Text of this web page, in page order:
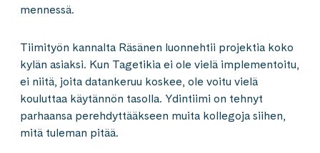
mennessä.
Tiimityön kannalta Räsänen luonnehtii projektia koko
kylän asiaksi. Kun Tagetikia ei ole vielä implementoitu,
ei niitä, joita datankeruu koskee, ole voitu vielä
kouluttaa käytännön tasolla. Ydintiimi on tehnyt
parhaansa perehdyttääkseen muita kollegoja siihen,
mitä tuleman pitää.